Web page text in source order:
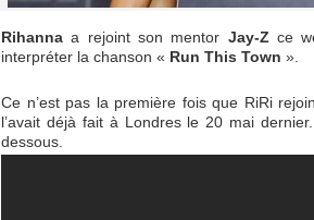
Rihanna a rejoint son mentor Jay-Z ce
interpréter la chanson « Run This Town ».
Ce n’est pas la première fois que RiRi
l’avait déjà fait à Londres le 20 mai
dessous.